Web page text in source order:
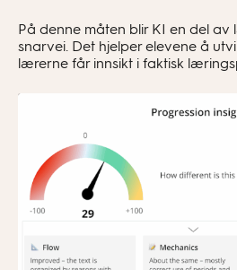
På denne måten blir KI en del
snarvei. Det hjelper elevene å
lærerne får innsikt i faktisk